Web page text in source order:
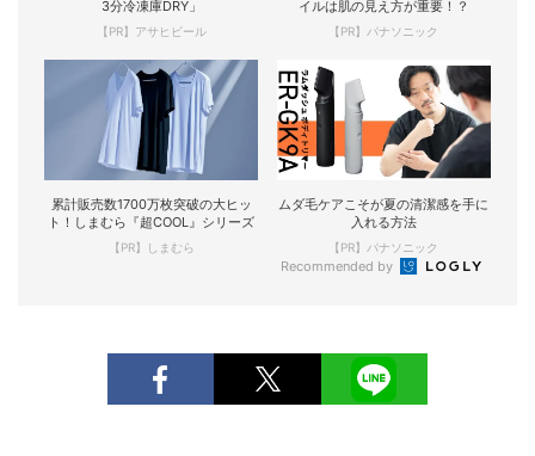
3分冷凍庫DRY」
【PR】アサヒビール
イルは肌の見え方が重要！？
【PR】パナソニック
累計販売数1700万枚突破の大ヒッ
ト！しまむら『超COOL』シリーズ
【PR】しまむら
ムダ毛ケアこそが夏の清潔感を手に
入れる方法
【PR】パナソニック
Recommended by